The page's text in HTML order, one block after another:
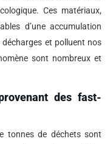
Ces matériaux,
d’une accumulation
et polluent nos
sont nombreux et
des fast-
tonnes de déchets sont